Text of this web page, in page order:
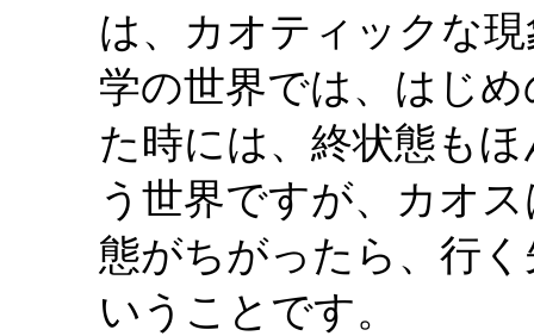
は、カオティックな
学の世界では、はじ
た時には、終状態も
う世界ですが、カオ
態がちがったら、行
いうことです。